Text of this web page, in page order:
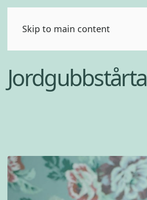
Skip to main content
Jordgubbstårta